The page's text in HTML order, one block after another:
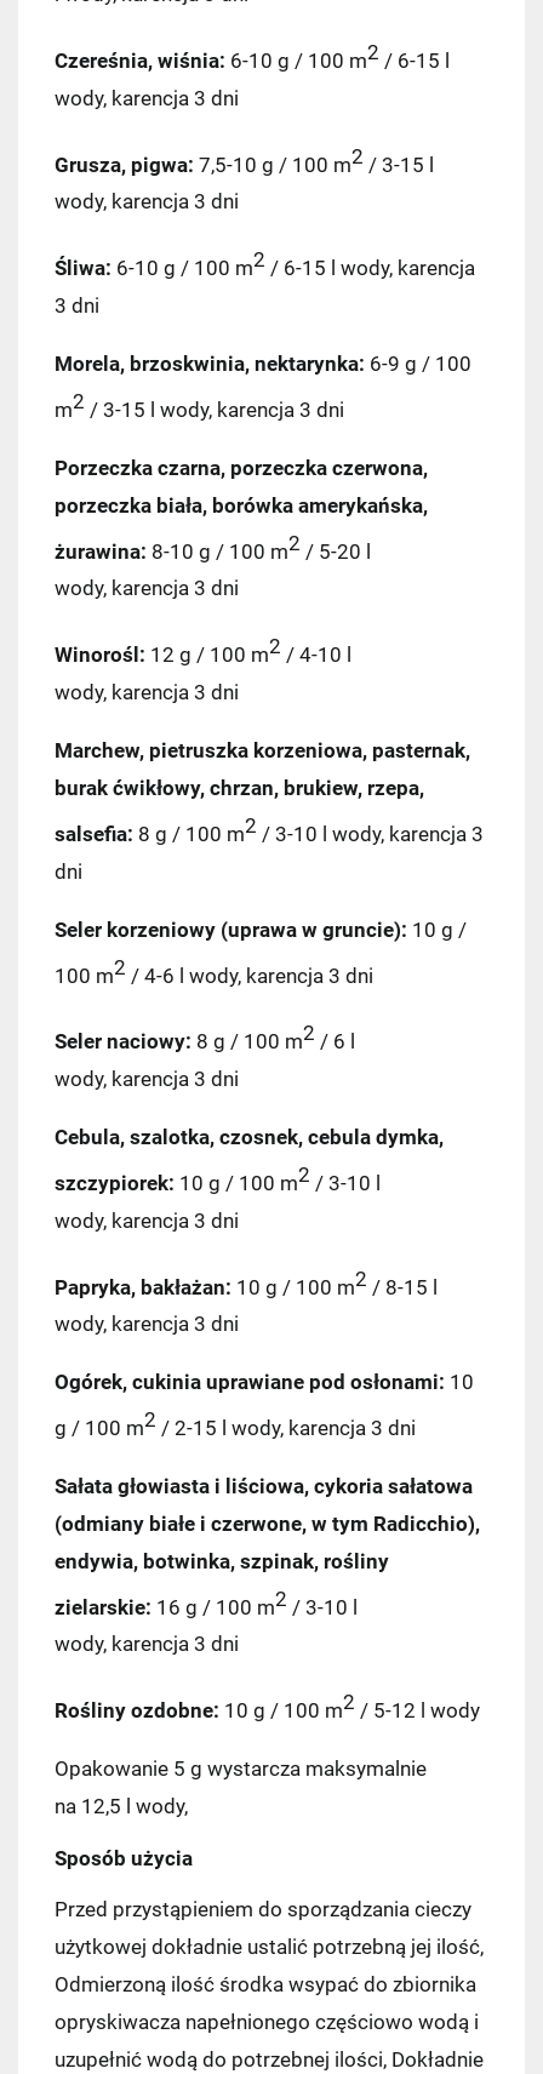
Czereśnia, wiśnia: 6-10 g / 100 m2 / 6-15 l
wody, karencja 3 dni
Grusza, pigwa: 7,5-10 g / 100 m2 / 3-15 l
wody, karencja 3 dni
Śliwa: 6-10 g / 100 m2 / 6-15 l wody, karencja
3 dni
Morela, brzoskwinia, nektarynka: 6-9 g / 100
m2 / 3-15 l wody, karencja 3 dni
Porzeczka czarna, porzeczka czerwona,
porzeczka biała, borówka amerykańska,
żurawina: 8-10 g / 100 m2 / 5-20 l
wody, karencja 3 dni
Winorośl: 12 g / 100 m2 / 4-10 l
wody, karencja 3 dni
Marchew, pietruszka korzeniowa, pasternak,
burak ćwikłowy, chrzan, brukiew, rzepa,
salsefia: 8 g / 100 m2 / 3-10 l wody, karencja 3
dni
Seler korzeniowy (uprawa w gruncie): 10 g /
100 m2 / 4-6 l wody, karencja 3 dni
Seler naciowy: 8 g / 100 m2 / 6 l
wody, karencja 3 dni
Cebula, szalotka, czosnek, cebula dymka,
szczypiorek: 10 g / 100 m2 / 3-10 l
wody, karencja 3 dni
Papryka, bakłażan: 10 g / 100 m2 / 8-15 l
wody, karencja 3 dni
Ogórek, cukinia uprawiane pod osłonami: 10
g / 100 m2 / 2-15 l wody, karencja 3 dni
Sałata głowiasta i liściowa, cykoria sałatowa
(odmiany białe i czerwone, w tym Radicchio),
endywia, botwinka, szpinak, rośliny
zielarskie: 16 g / 100 m2 / 3-10 l
wody, karencja 3 dni
Rośliny ozdobne: 10 g / 100 m2 / 5-12 l wody
Opakowanie 5 g wystarcza maksymalnie
na 12,5 l wody,
Sposób użycia
Przed przystąpieniem do sporządzania cieczy
użytkowej dokładnie ustalić potrzebną jej ilość,
Odmierzoną ilość środka wsypać do zbiornika
opryskiwacza napełnionego częściowo wodą i
uzupełnić wodą do potrzebnej ilości, Dokładnie
Kraj wysyłki:
Pocztex PUNKT/AUTOMAT 7,49 zł
ORLEN Paczka 11,99 zł
DPD Pickup
Kurier InPost 14,99 zł
InPost Paczkomat 24/7(przewidywana
dostawa: następny dzień roboczy)
Kurier GLS 17,99 zł
Kurier GLS - przedpłata 17,99 zł